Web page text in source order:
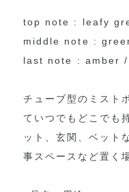
top note : leafy
middle note :
last note : amber
チューブ型のミスト
ていつでもどこでも
ット、玄関、ベット
事スペースなど置く